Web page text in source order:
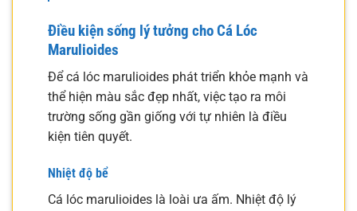
Điều kiện sống lý tưởng cho Cá Lóc
Marulioides
Để cá lóc marulioides phát triển khỏe mạnh và
thể hiện màu sắc đẹp nhất, việc tạo ra môi
trường sống gần giống với tự nhiên là điều
kiện tiên quyết.
Nhiệt độ bể
Cá lóc marulioides là loài ưa ấm. Nhiệt độ lý